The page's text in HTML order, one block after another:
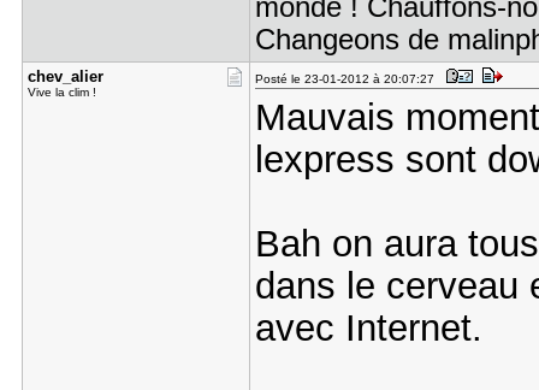
monde ! Chauffons-
Changeons de
chev_alier
Vive la clim !
Posté le 23-01-2012 à 20:07:27
Mauvais
lexpress sont
Bah on aura
dans le cerveau
avec Internet.